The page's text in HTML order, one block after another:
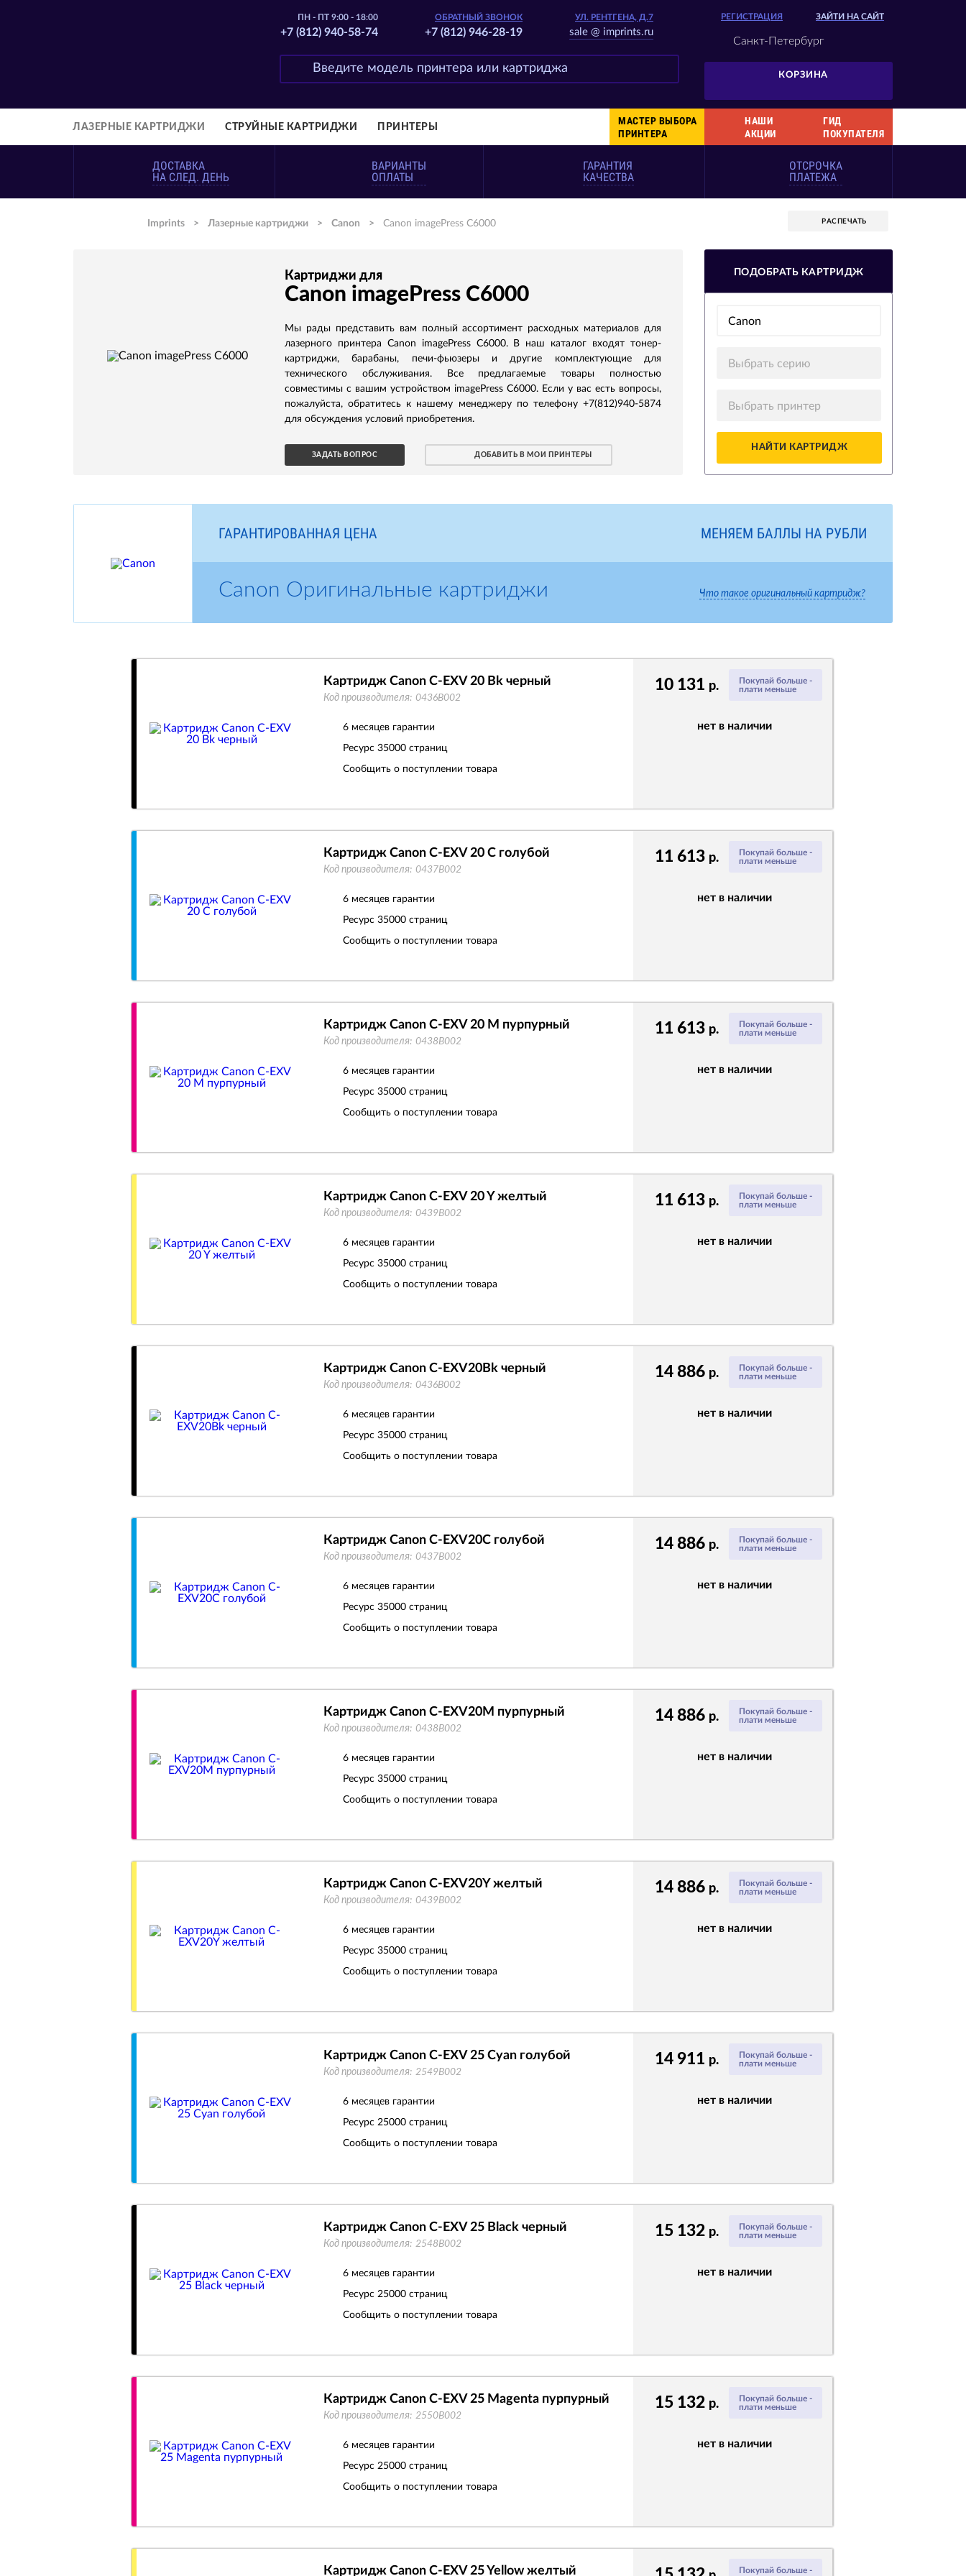
КОРЗИНА
РЕГИСТРАЦИЯ ЗАЙТИ НА САЙТ
Санкт-Петербург
ПН - ПТ 9:00 - 18:00
+7 (812) 940-58-74
ОБРАТНЫЙ ЗВОНОК
+7 (812) 946-28-19
УЛ. РЕНТГЕНА, Д.7
sale @ imprints.ru
НАШИ
АКЦИИ
ГИД
ПОКУПАТЕЛЯ
МАСТЕР ВЫБОРА
ПРИНТЕРА
ЛАЗЕРНЫЕ КАРТРИДЖИ СТРУЙНЫЕ КАРТРИДЖИ ПРИНТЕРЫ
ДОСТАВКА
НА СЛЕД. ДЕНЬ
ВАРИАНТЫ
ОПЛАТЫ
ГАРАНТИЯ
КАЧЕСТВА
ОТСРОЧКА
ПЛАТЕЖА
Imprints > Лазерные картриджи > Canon > Canon imagePress C6000
Картриджи для
Canon imagePress C6000
Мы рады представить вам полный ассортимент расходных материалов для
лазерного принтера Canon imagePress C6000. В наш каталог входят тонер-
картриджи, барабаны, печи-фьюзеры и другие комплектующие для
технического обслуживания. Все предлагаемые товары полностью
совместимы с вашим устройством imagePress C6000. Если у вас есть вопросы,
пожалуйста, обратитесь к нашему менеджеру по телефону +7(812)940-5874
для обсуждения условий приобретения.
ЗАДАТЬ ВОПРОС ДОБАВИТЬ В МОИ ПРИНТЕРЫ
РАСПЕЧАТЬ
ПОДОБРАТЬ КАРТРИДЖ
Canon
Выбрать серию
Выбрать принтер
НАЙТИ КАРТРИДЖ
МЕНЯЕМ БАЛЛЫ НА РУБЛИ
ГАРАНТИРОВАННАЯ ЦЕНА
Что такое оригинальный картридж?
Canon Оригинальные картриджи
Покупай больше -
плати меньше
10 131 р.
нет в наличии
Картридж Canon C-EXV 20 Bk черный
Код производителя: 0436B002
6 месяцев гарантии
Ресурс 35000 страниц
Сообщить о поступлении товара
Покупай больше -
плати меньше
11 613 р.
нет в наличии
Картридж Canon C-EXV 20 C голубой
Код производителя: 0437B002
6 месяцев гарантии
Ресурс 35000 страниц
Сообщить о поступлении товара
Покупай больше -
плати меньше
11 613 р.
нет в наличии
Картридж Canon C-EXV 20 M пурпурный
Код производителя: 0438B002
6 месяцев гарантии
Ресурс 35000 страниц
Сообщить о поступлении товара
Покупай больше -
плати меньше
11 613 р.
нет в наличии
Картридж Canon C-EXV 20 Y желтый
Код производителя: 0439B002
6 месяцев гарантии
Ресурс 35000 страниц
Сообщить о поступлении товара
Покупай больше -
плати меньше
14 886 р.
нет в наличии
Картридж Canon C-EXV20Bk черный
Код производителя: 0436B002
6 месяцев гарантии
Ресурс 35000 страниц
Сообщить о поступлении товара
Покупай больше -
плати меньше
14 886 р.
нет в наличии
Картридж Canon C-EXV20C голубой
Код производителя: 0437B002
6 месяцев гарантии
Ресурс 35000 страниц
Сообщить о поступлении товара
Покупай больше -
плати меньше
14 886 р.
нет в наличии
Картридж Canon C-EXV20M пурпурный
Код производителя: 0438B002
6 месяцев гарантии
Ресурс 35000 страниц
Сообщить о поступлении товара
Покупай больше -
плати меньше
14 886 р.
нет в наличии
Картридж Canon C-EXV20Y желтый
Код производителя: 0439B002
6 месяцев гарантии
Ресурс 35000 страниц
Сообщить о поступлении товара
Покупай больше -
плати меньше
14 911 р.
нет в наличии
Картридж Canon C-EXV 25 Cyan голубой
Код производителя: 2549B002
6 месяцев гарантии
Ресурс 25000 страниц
Сообщить о поступлении товара
Покупай больше -
плати меньше
15 132 р.
нет в наличии
Картридж Canon C-EXV 25 Black черный
Код производителя: 2548B002
6 месяцев гарантии
Ресурс 25000 страниц
Сообщить о поступлении товара
Покупай больше -
плати меньше
15 132 р.
нет в наличии
Картридж Canon C-EXV 25 Magenta пурпурный
Код производителя: 2550B002
6 месяцев гарантии
Ресурс 25000 страниц
Сообщить о поступлении товара
Покупай больше -
Картридж Canon C-EXV 25 Yellow желтый